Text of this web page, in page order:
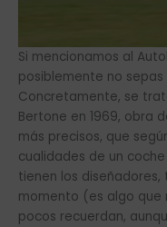
Si mencionamos al
posiblemente no
Concretamente, se
Bertone en 1969, obra
más precisos, que
cualidades de un
tienen los
momento (es algo que
pocos recuerdan,